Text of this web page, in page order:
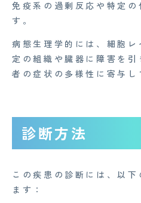
免疫系の過剰反応や特定
す。
病態生理学的には、細胞
定の組織や臓器に障害を
者の症状の多様性に寄与し
診断方法
この疾患の診断には、以
ます：
CONTACT
AGAメディア